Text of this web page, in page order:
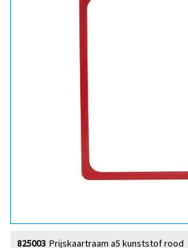
Prijskaartraam a5 kunststof rood
825003